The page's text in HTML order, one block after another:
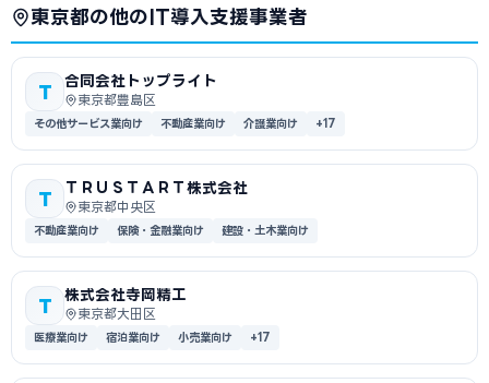
東京都の他のIT導入支援事業者
T
合同会社トップライト
東京都豊島区
その他サービス業向け 不動産業向け 介護業向け +17
T
ＴＲＵＳＴＡＲＴ株式会社
東京都中央区
不動産業向け 保険・金融業向け 建設・土木業向け
T
株式会社寺岡精工
東京都大田区
医療業向け 宿泊業向け 小売業向け +17